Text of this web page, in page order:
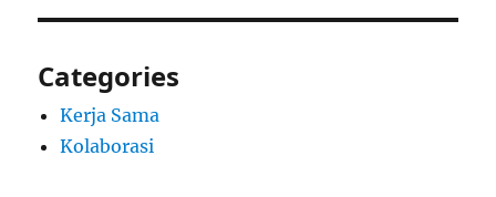
Categories
Kerja Sama
Kolaborasi